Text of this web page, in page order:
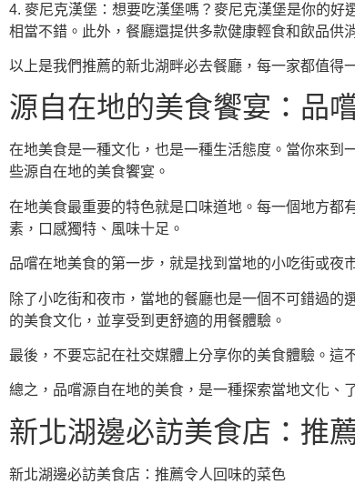
4. 麥尼克漢堡：想要吃漢堡嗎？麥尼克漢堡是你的
相當不錯。此外，餐廳還提供多款健康輕食和飲品供
以上是我們推薦的新北湖畔必去餐廳，每一家都值得
源自在地的美食饗宴：品
在地美食是一種文化，也是一種生活態度。當你來到
些源自在地的美食饗宴。
在地美食最重要的特色就是口味道地。每一個地方都
素，口感獨特、風味十足。
品嚐在地美食的第一步，就是找到當地的小吃街或夜
除了小吃街和夜市，當地的餐廳也是一個不可錯過
的美食文化，並享受到更舒適的用餐體驗。
最後，不要忘記在社交媒體上分享你的美食體驗。這
總之，品嚐源自在地的美食，是一種探索當地文化、
新北湖邊必訪美食店：推
新北湖邊必訪美食店：推薦令人回味的菜色